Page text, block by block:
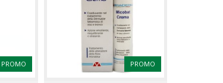
PROMO PROMO